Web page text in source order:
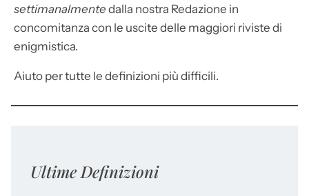
settimanalmente dalla nostra Redazione in
concomitanza con le uscite delle maggiori riviste di
enigmistica.
Aiuto per tutte le definizioni più difficili.
Ultime Definizioni